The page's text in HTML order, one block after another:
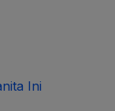
Ini